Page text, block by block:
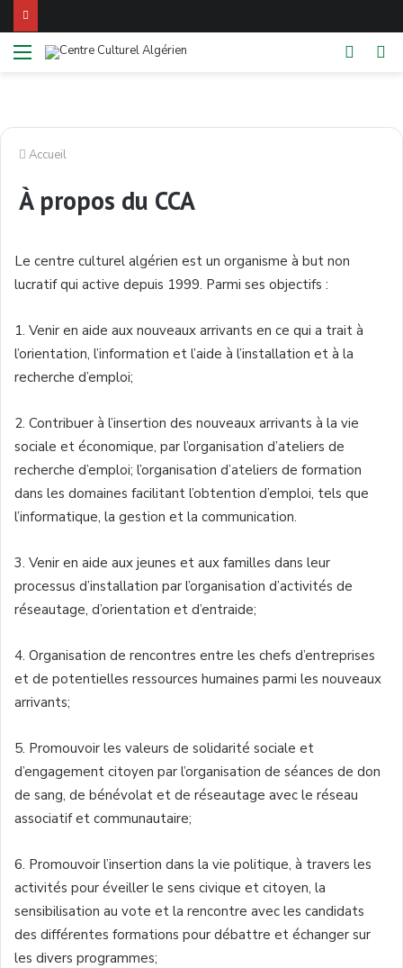
Menu
Switch
Accueil
À propos du CCA
Le centre culturel algérien est un organisme à but non
lucratif qui active depuis 1999. Parmi ses objectifs :
1. Venir en aide aux nouveaux arrivants en ce qui a trait à
l’orientation, l’information et l’aide à l’installation et à la
recherche d’emploi;
2. Contribuer à l’insertion des nouveaux arrivants à la vie
sociale et économique, par l’organisation d’ateliers de
recherche d’emploi; l’organisation d’ateliers de formation
dans les domaines facilitant l’obtention d’emploi, tels que
l’informatique, la gestion et la communication.
3. Venir en aide aux jeunes et aux familles dans leur
processus d’installation par l’organisation d’activités de
réseautage, d’orientation et d’entraide;
4. Organisation de rencontres entre les chefs d’entreprises
et de potentielles ressources humaines parmi les nouveaux
arrivants;
5. Promouvoir les valeurs de solidarité sociale et
d’engagement citoyen par l’organisation de séances de don
de sang, de bénévolat et de réseautage avec le réseau
associatif et communautaire;
6. Promouvoir l’insertion dans la vie politique, à travers les
activités pour éveiller le sens civique et citoyen, la
sensibilisation au vote et la rencontre avec les candidats
des différentes formations pour débattre et échanger sur
les divers programmes;